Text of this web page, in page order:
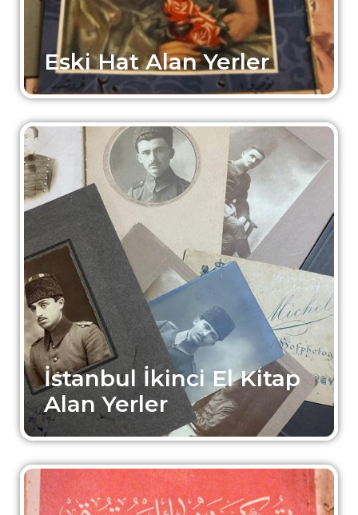
Eski Hat Alan Yerler
İstanbul İkinci El Kitap
Alan Yerler